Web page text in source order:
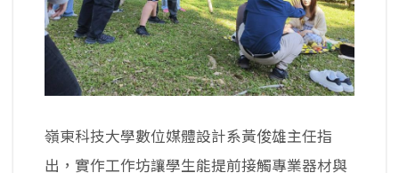
嶺東科技大學數位媒體設計系黃俊雄主任指
出，實作工作坊讓學生能提前接觸專業器材與